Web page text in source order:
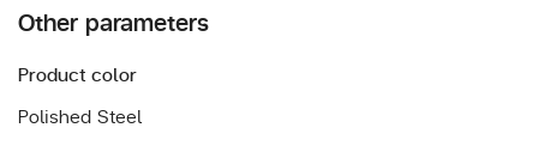
Other parameters
Product color
Polished Steel